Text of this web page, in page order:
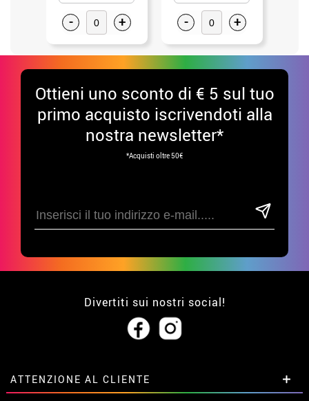
- + - +
Ottieni uno sconto di € 5 sul tuo
primo acquisto iscrivendoti alla
nostra newsletter*
*Acquisti oltre 50€
Divertiti sui nostri social!
ATTENZIONE AL CLIENTE